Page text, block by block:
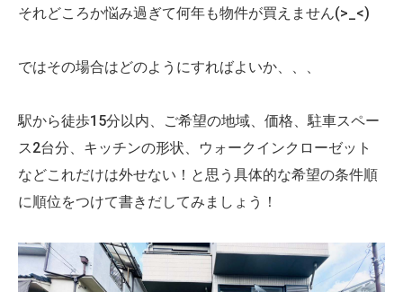
それどころか悩み過ぎて何年も物件が買えません(>_<)
ではその場合はどのようにすればよいか、、、
駅から徒歩15分以内、ご希望の地域、価格、駐車スペー
ス2台分、キッチンの形状、ウォークインクローゼット
などこれだけは外せない！と思う具体的な希望の条件順
に順位をつけて書きだしてみましょう！